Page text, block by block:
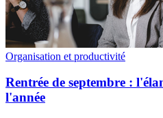
Organisation et productivité
Rentrée de septembre :
l'année